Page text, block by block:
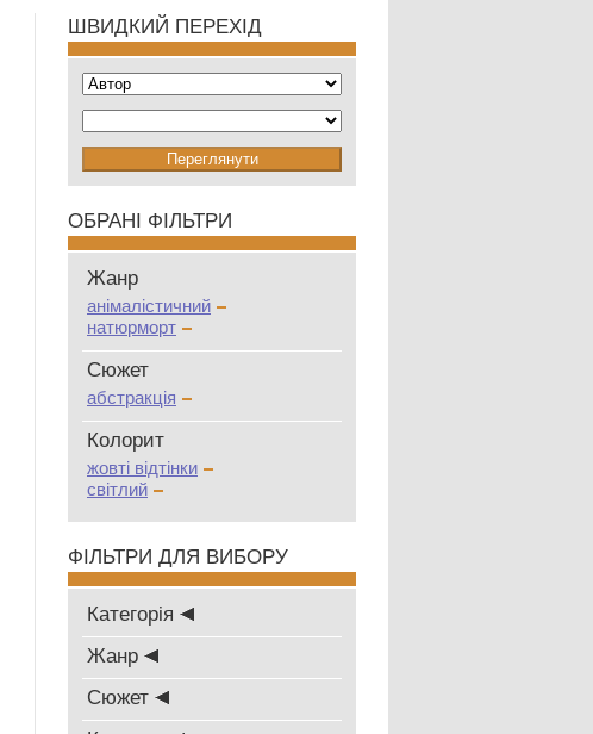
ШВИДКИЙ ПЕРЕХІД
ОБРАНІ ФІЛЬТРИ
Жанр
анімалістичний
натюрморт
Сюжет
абстракція
Колорит
жовті відтінки
світлий
ФІЛЬТРИ ДЛЯ ВИБОРУ
Категорія
Жанр
Сюжет